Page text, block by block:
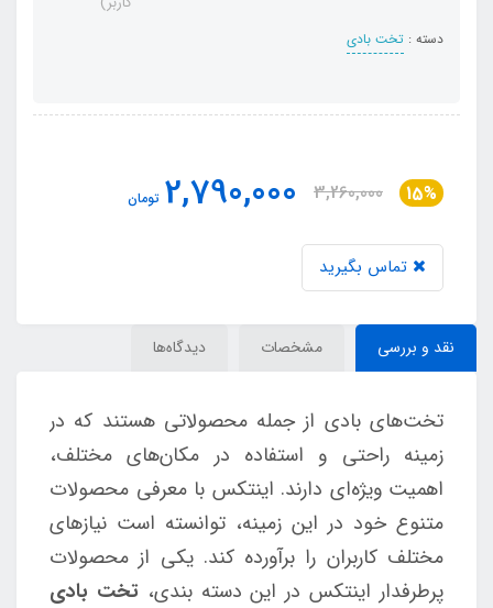
دسته : تخت بادی
15%
3,260,000
2,790,000 تومان
تماس بگیرید
نقد و بررسی مشخصات دیدگاه‌ها
تخت‌های بادی از جمله محصولاتی هستند که در
زمینه راحتی و استفاده در مکان‌های مختلف،
اهمیت ویژه‌ای دارند. اینتکس با معرفی محصولات
متنوع خود در این زمینه، توانسته است نیازهای
مختلف کاربران را برآورده کند. یکی از محصولات
پرطرفدار اینتکس در این دسته بندی، تخت بادی